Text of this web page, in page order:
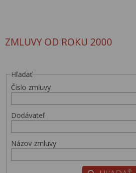
ZMLUVY OD ROKU 2000
Hľadať
Číslo zmluvy
Dodávateľ
Názov zmluvy